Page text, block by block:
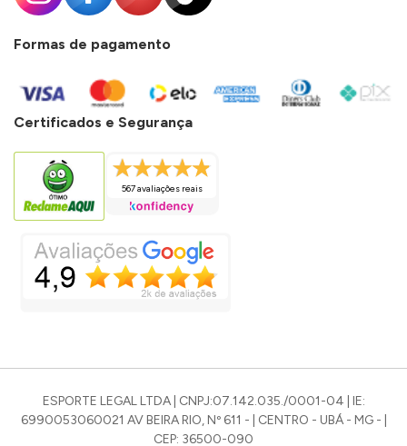
Formas de pagamento
Certificados e Segurança
567 avaliações reais
ESPORTE LEGAL LTDA | CNPJ:07.142.035./0001-04 | IE:
6990053060021 AV BEIRA RIO, Nº 611 - | CENTRO - UBÁ - MG - |
CEP: 36500-090